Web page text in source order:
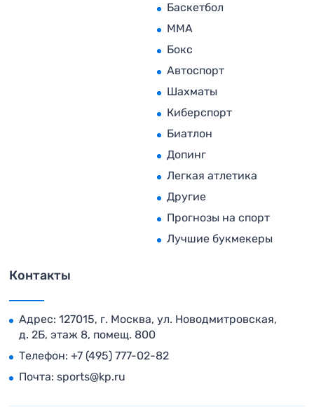
Баскетбол
MMA
Бокс
Автоспорт
Шахматы
Киберспорт
Биатлон
Допинг
Легкая атлетика
Другие
Прогнозы на спорт
Лучшие букмекеры
Контакты
Адрес: 127015, г. Москва, ул. Новодмитровская,
д. 2Б, этаж 8, помещ. 800
Телефон: +7 (495) 777-02-82
Почта: sports@kp.ru